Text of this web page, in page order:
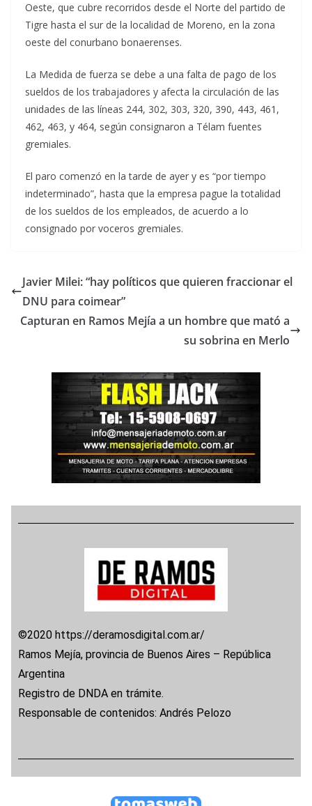
Oeste, que cubre recorridos desde el Norte del partido de
Tigre hasta el sur de la localidad de Moreno, en la zona
oeste del conurbano bonaerenses.
La Medida de fuerza se debe a una falta de pago de los
sueldos de los trabajadores y afecta la circulación de las
unidades de las líneas 244, 302, 303, 320, 390, 443, 461,
462, 463, y 464, según consignaron a Télam fuentes
gremiales.
El paro comenzó en la tarde de ayer y es “por tiempo
indeterminado”, hasta que la empresa pague la totalidad
de los sueldos de los empleados, de acuerdo a lo
consignado por voceros gremiales.
Javier Milei: “hay políticos que quieren fraccionar el
DNU para coimear”
Capturan en Ramos Mejía a un hombre que mató a
su sobrina en Merlo
©2020 https://deramosdigital.com.ar/
Ramos Mejía, provincia de Buenos Aires – República
Argentina
Registro de DNDA en trámite.
Responsable de contenidos: Andrés Pelozo